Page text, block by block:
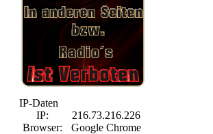
IP-Daten
IP:
216.73.216.226
Browser:
Google Chrome